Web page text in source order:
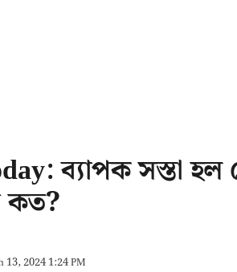
ব্যাপক সস্তা
কত?
13, 2024 1:24 PM